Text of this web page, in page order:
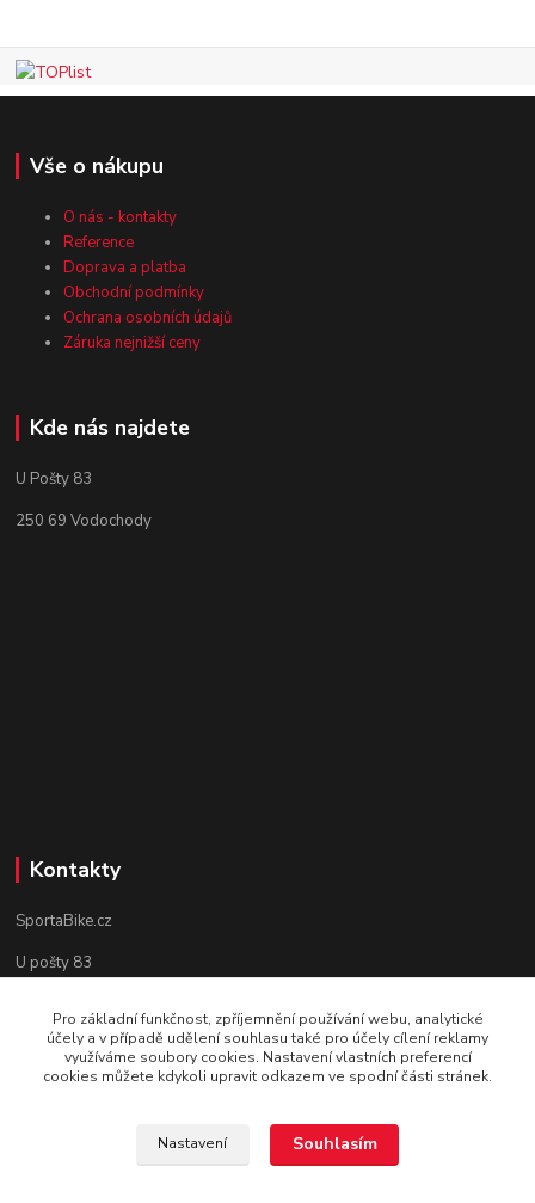
Vše o nákupu
O nás - kontakty
Reference
Doprava a platba
Obchodní podmínky
Ochrana osobních údajů
Záruka nejnižší ceny
Kde nás najdete
U Pošty 83
250 69 Vodochody
Kontakty
SportaBike.cz
U pošty 83
tel.: +420 736 274 612
e-mail: info@sportabike.cz
Pro základní funkčnost, zpříjemnění používání webu, analytické
účely a v případě udělení souhlasu také pro účely cílení reklamy
využíváme soubory cookies. Nastavení vlastních preferencí
cookies můžete kdykoli upravit odkazem ve spodní části stránek.
Nastavení Souhlasím